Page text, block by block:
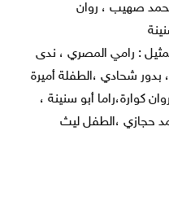
صهيب ، روان
: رامي المصري ، ندى
شحادي ،الطفلة أميرة
أبو سنينة ،
،الطفل ليث